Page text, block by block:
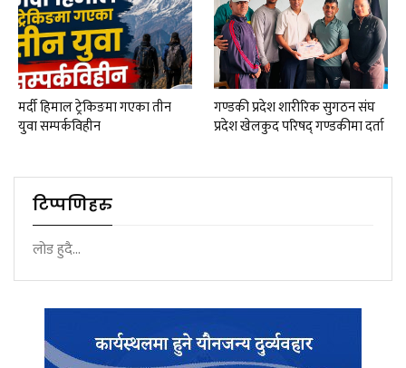
मर्दी हिमाल ट्रेकिङमा गएका तीन
युवा सम्पर्कविहीन
गण्डकी प्रदेश शारीरिक सुगठन संघ
प्रदेश खेलकुद परिषद् गण्डकीमा दर्ता
टिप्पणिहरु
लोड हुदै...